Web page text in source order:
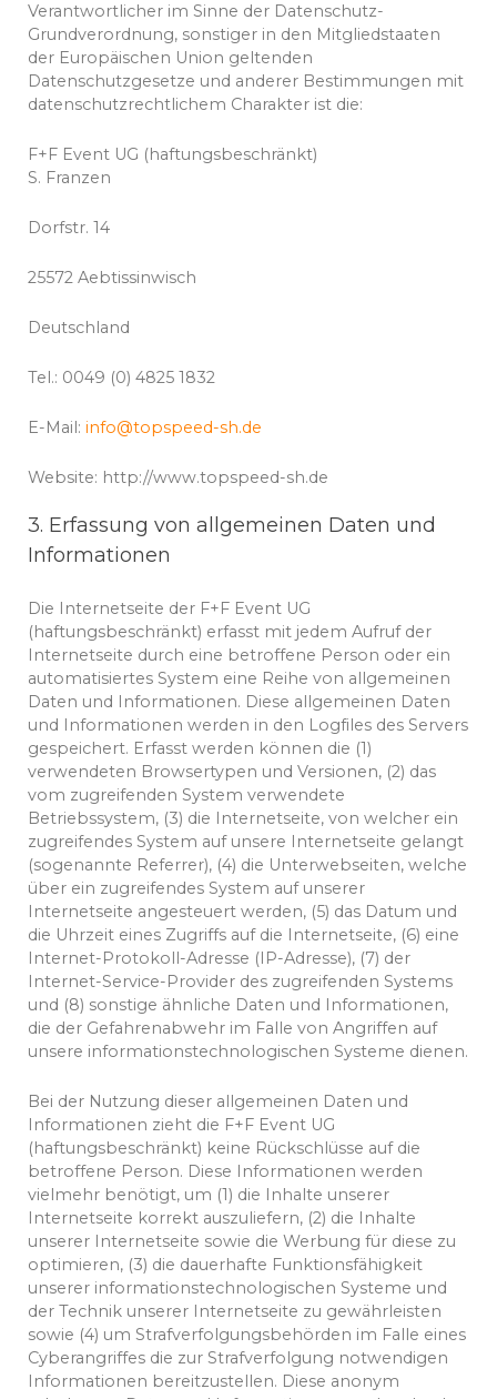
Verantwortlicher im Sinne der Datenschutz-
Grundverordnung, sonstiger in den Mitgliedstaaten
der Europäischen Union geltenden
Datenschutzgesetze und anderer Bestimmungen mit
datenschutzrechtlichem Charakter ist die:
F+F Event UG (haftungsbeschränkt)
S. Franzen
Dorfstr. 14
25572 Aebtissinwisch
Deutschland
Tel.: 0049 (0) 4825 1832
E-Mail: info@topspeed-sh.de
Website: http://www.topspeed-sh.de
3. Erfassung von allgemeinen Daten und
Informationen
Die Internetseite der F+F Event UG
(haftungsbeschränkt) erfasst mit jedem Aufruf der
Internetseite durch eine betroffene Person oder ein
automatisiertes System eine Reihe von allgemeinen
Daten und Informationen. Diese allgemeinen Daten
und Informationen werden in den Logfiles des Servers
gespeichert. Erfasst werden können die (1)
verwendeten Browsertypen und Versionen, (2) das
vom zugreifenden System verwendete
Betriebssystem, (3) die Internetseite, von welcher ein
zugreifendes System auf unsere Internetseite gelangt
(sogenannte Referrer), (4) die Unterwebseiten, welche
über ein zugreifendes System auf unserer
Internetseite angesteuert werden, (5) das Datum und
die Uhrzeit eines Zugriffs auf die Internetseite, (6) eine
Internet-Protokoll-Adresse (IP-Adresse), (7) der
Internet-Service-Provider des zugreifenden Systems
und (8) sonstige ähnliche Daten und Informationen,
die der Gefahrenabwehr im Falle von Angriffen auf
unsere informationstechnologischen Systeme dienen.
Bei der Nutzung dieser allgemeinen Daten und
Informationen zieht die F+F Event UG
(haftungsbeschränkt) keine Rückschlüsse auf die
betroffene Person. Diese Informationen werden
vielmehr benötigt, um (1) die Inhalte unserer
Internetseite korrekt auszuliefern, (2) die Inhalte
unserer Internetseite sowie die Werbung für diese zu
optimieren, (3) die dauerhafte Funktionsfähigkeit
unserer informationstechnologischen Systeme und
der Technik unserer Internetseite zu gewährleisten
sowie (4) um Strafverfolgungsbehörden im Falle eines
Cyberangriffes die zur Strafverfolgung notwendigen
Informationen bereitzustellen. Diese anonym